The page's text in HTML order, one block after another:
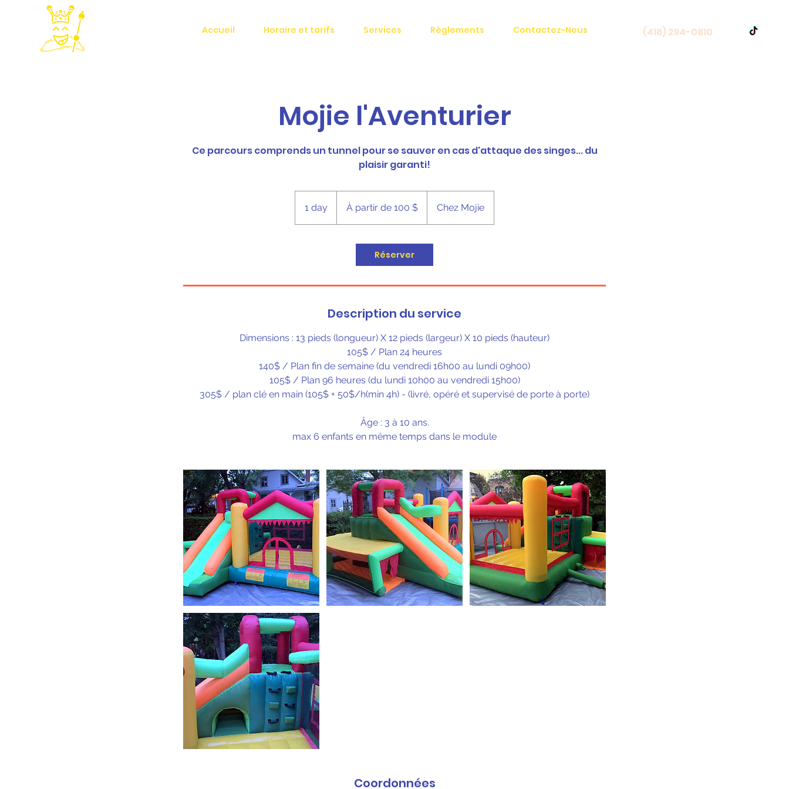
Accueil Horaire et tarifs Services Règlements Contactez-Nous (418) 294-0810
Mojie l'Aventurier
Ce parcours comprends un tunnel pour se sauver en cas d'attaque des singes... du
plaisir garanti!
1 day
d
partir
100 dollars
À partir de 100 $ Chez Mojie
Réserver
Description du service
Dimensions : 13 pieds (longueur) X 12 pieds (largeur) X 10 pieds (hauteur)
105$ / Plan 24 heures
140$ / Plan fin de semaine (du vendredi 16h00 au lundi 09h00)
105$ / Plan 96 heures (du lundi 10h00 au vendredi 15h00)
305$ / plan clé en main (105$ + 50$/h(min 4h) - (livré, opéré et supervisé de porte à porte)
Âge : 3 à 10 ans.
max 6 enfants en même temps dans le module
Coordonnées